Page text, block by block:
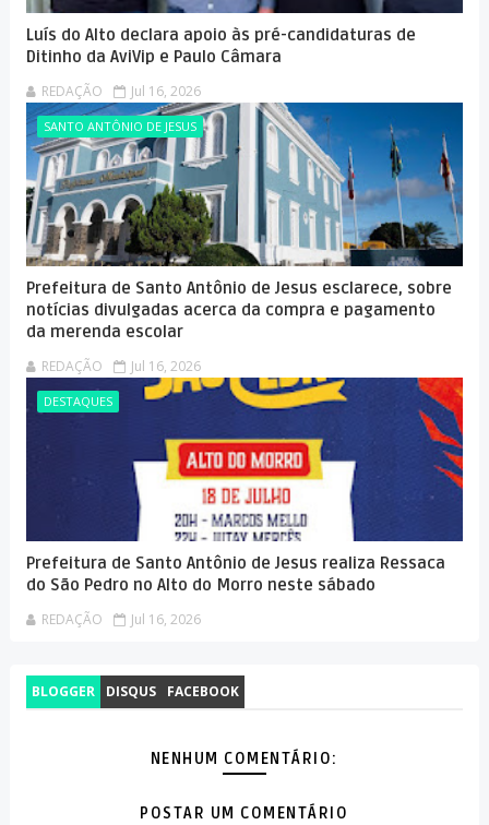
Luís do Alto declara apoio às pré-candidaturas de
Ditinho da AviVip e Paulo Câmara
REDAÇÃO Jul 16, 2026
SANTO ANTÔNIO DE JESUS
Prefeitura de Santo Antônio de Jesus esclarece, sobre
notícias divulgadas acerca da compra e pagamento
da merenda escolar
REDAÇÃO Jul 16, 2026
DESTAQUES
Prefeitura de Santo Antônio de Jesus realiza Ressaca
do São Pedro no Alto do Morro neste sábado
REDAÇÃO Jul 16, 2026
BLOGGER DISQUS FACEBOOK
NENHUM COMENTÁRIO:
POSTAR UM COMENTÁRIO